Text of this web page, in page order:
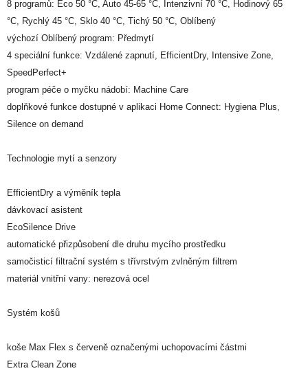
8 programů: Eco 50 °C, Auto 45-65 °C, Intenzivní 70 °C, Hodinový 65
°C, Rychlý 45 °C, Sklo 40 °C, Tichý 50 °C, Oblíbený
výchozí Oblíbený program: Předmytí
4 speciální funkce: Vzdálené zapnutí, EfficientDry, Intensive Zone,
SpeedPerfect+
program péče o myčku nádobí: Machine Care
doplňkové funkce dostupné v aplikaci Home Connect: Hygiena Plus,
Silence on demand
Technologie mytí a senzory
EfficientDry a výměník tepla
dávkovací asistent
EcoSilence Drive
automatické přizpůsobení dle druhu mycího prostředku
samočisticí filtrační systém s třívrstvým zvlněným filtrem
materiál vnitřní vany: nerezová ocel
Systém košů
koše Max Flex s červeně označenými uchopovacími částmi
Extra Clean Zone